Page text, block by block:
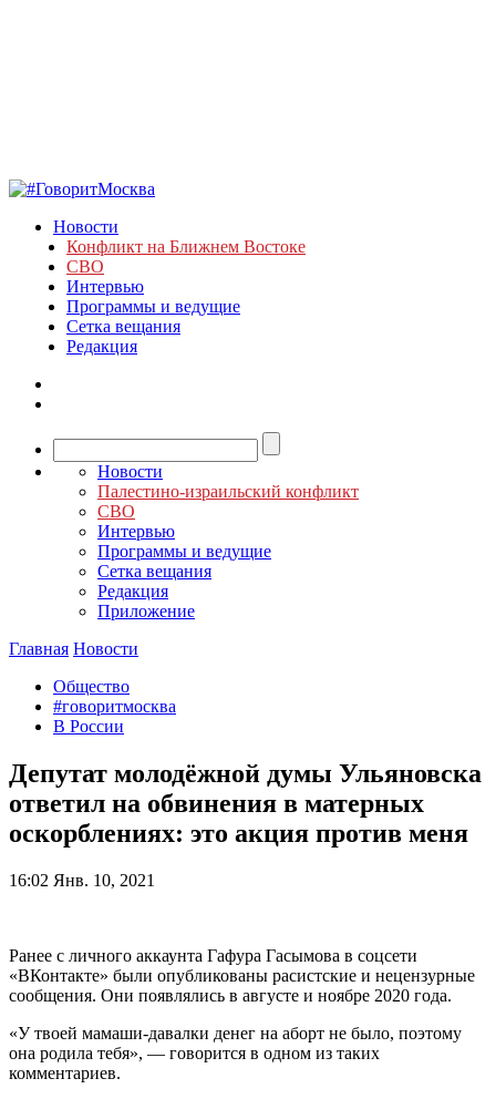
Новости
Конфликт на Ближнем Востоке
СВО
Интервью
Программы и ведущие
Сетка вещания
Редакция
Новости
Палестино-израильский конфликт
СВО
Интервью
Программы и ведущие
Сетка вещания
Редакция
Приложение
Главная Новости
Общество
#говоритмосква
В России
Депутат молодёжной думы Ульяновска
ответил на обвинения в матерных
оскорблениях: это акция против меня
16:02 Янв. 10, 2021
Ранее с личного аккаунта Гафура Гасымова в соцсети
«ВКонтакте» были опубликованы расистские и нецензурные
сообщения. Они появлялись в августе и ноябре 2020 года.
«У твоей мамаши-давалки денег на аборт не было, поэтому
она родила тебя», — говорится в одном из таких
комментариев.